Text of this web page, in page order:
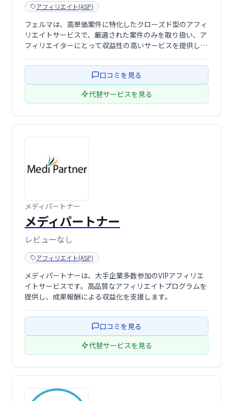
アフィリエイト(ASP)
フェルマは、高単価案件に特化したクローズド型のアフィ
リエイトサービスで、厳選された案件のみを取り扱い、ア
フィリエイターにとって収益性の高いサービスを提供しま
ーザーにとって、安定した収益を目指せる仕組みを提供し
口コミを見る
代替サービスを見る
メディパートナー
メディパートナー
レビューなし
アフィリエイト(ASP)
メディパートナーは、大手企業多数参加のVIPアフィリエ
イトサービスです。高品質なアフィリエイトプログラムを
提供し、成果報酬による収益化を支援します。
口コミを見る
代替サービスを見る